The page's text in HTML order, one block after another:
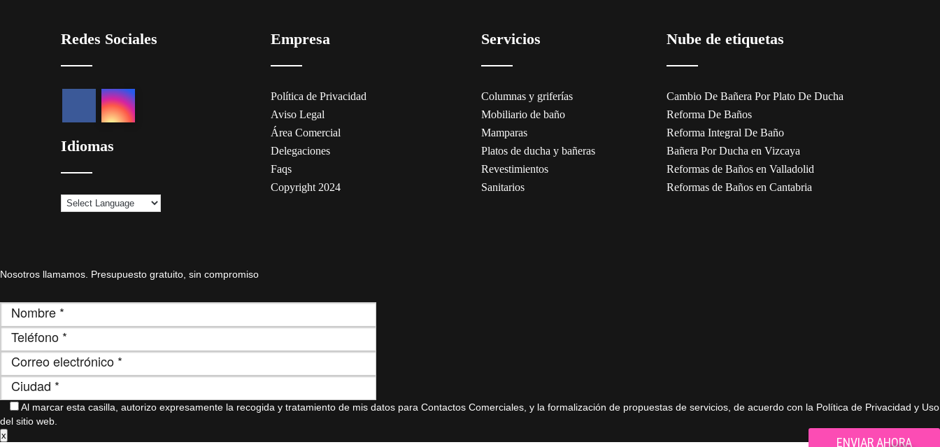
Redes Sociales
Idiomas
Empresa
Política de Privacidad
Aviso Legal
Área Comercial
Delegaciones
Faqs
Copyright 2024
Servicios
Columnas y griferías
Mobiliario de baño
Mamparas
Platos de ducha y bañeras
Revestimientos
Sanitarios
Nube de etiquetas
Cambio De Bañera Por Plato De Ducha
Reforma De Baños
Reforma Integral De Baño
Bañera Por Ducha en Vizcaya
Reformas de Baños en Valladolid
Reformas de Baños en Cantabria
Nosotros llamamos. Presupuesto gratuito, sin compromiso
Al marcar esta casilla, autorizo ​​expresamente la recogida y tratamiento de mis datos para Contactos Comerciales, y la formalización de propuestas de servicios, de acuerdo con la Política de Privacidad y Uso
del sitio web.
x